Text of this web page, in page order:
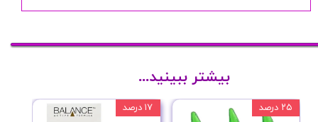
۱۷ درصد ۲۵ درصد
بیشتر ببینید...